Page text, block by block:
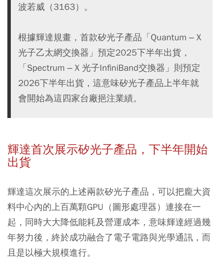
波若威（3163）。
根據輝達規畫，首款矽光子產品「Quantum – X
光子乙太網交換器」預定2025下半年出貨，
「Spectrum – X 光子InfiniBand交換器」則預定
2026下半年出貨，這意味矽光子產品上半年就
會開始為這四家台廠挹注業績。
輝達首次展示矽光子產品，下半年開始
出貨
輝達這次展示的上述兩款矽光子產品，可以把龐大資
料中心內的上百萬顆GPU（圖形處理器）連接在一
起，同時大大降低能耗及營運成本，意味輝達經過幾
年努力後，終於成功融合了電子電路與光學通訊，而
且是以極大規模進行。